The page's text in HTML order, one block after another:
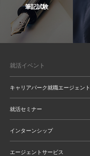
筆記試験
就活イベント
キャリアパーク就職エージェント
就活セミナー
インターンシップ
エージェントサービス